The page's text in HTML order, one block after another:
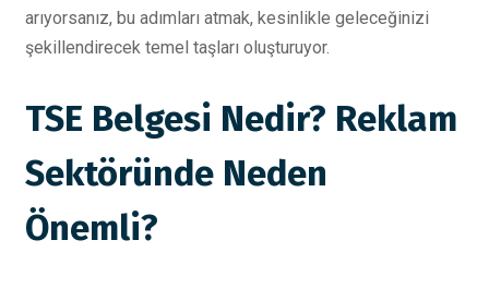
arıyorsanız, bu adımları atmak, kesinlikle geleceğinizi
şekillendirecek temel taşları oluşturuyor.
TSE Belgesi Nedir? Reklam
Sektöründe Neden
Önemli?